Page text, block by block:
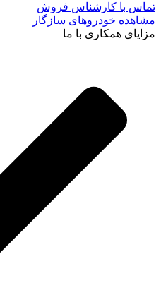
تماس با کارشناس فروش
مشاهده خودروهای سازگار
مزایای همکاری با ما